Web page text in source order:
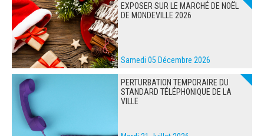
EXPOSER SUR LE MARCHÉ DE NOËL
DE MONDEVILLE 2026
Samedi 05 Décembre 2026
PERTURBATION TEMPORAIRE DU
STANDARD TÉLÉPHONIQUE DE LA
VILLE